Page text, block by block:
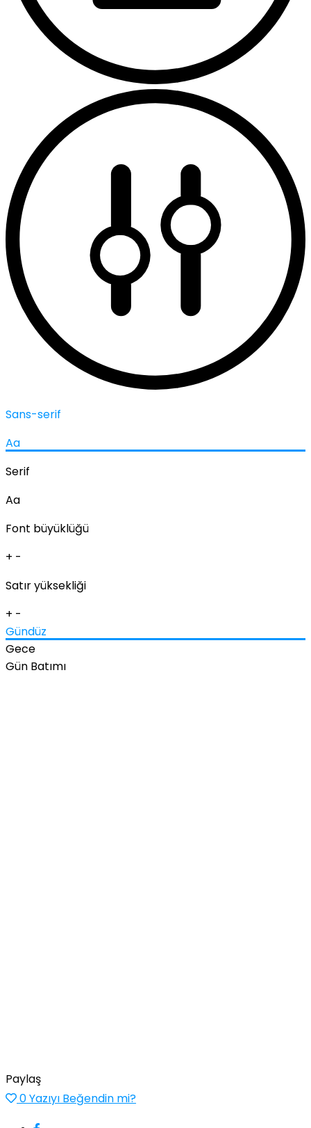
Sans-serif
Aa
Serif
Aa
Font büyüklüğü
+ -
Satır yüksekliği
+ -
Gündüz
Gece
Gün Batımı
Paylaş
0Yazıyı Beğendin mi?